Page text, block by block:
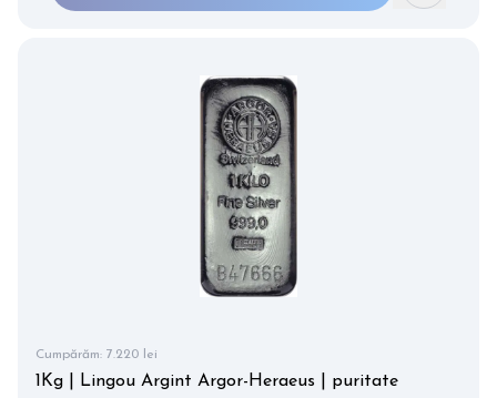
Cumpărăm: 7.220 lei
1Kg | Lingou Argint Argor-Heraeus | puritate